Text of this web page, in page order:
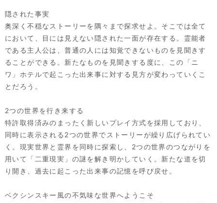
隠された事実
奥深く不穏なストーリーを隅々まで探求せよ。そこでは全て
において、目には見えない隠された一面が存在する。霊能者
である主人公は、普通の人には知覚できないものを見聞きす
ることができる。新たなものを見聞きする度に、この「ニ
ワ」ホテルで起こった出来事に対する見方が変わっていくこ
とだろう。
2つの世界を行き来する
特許取得済みのまったく新しいプレイ方式を採用しており、
同時に表示される2つの世界でストーリーが繰り広げられてい
く。現実世界と霊界を同時に探索し、2つの世界のつながりを
用いて「二重現実」の謎を解き明かしていく。新たな道を切
り開き、過去に起こった出来事の記憶を呼び戻せ。
ベクシンスキー風の不気味な世界へようこそ